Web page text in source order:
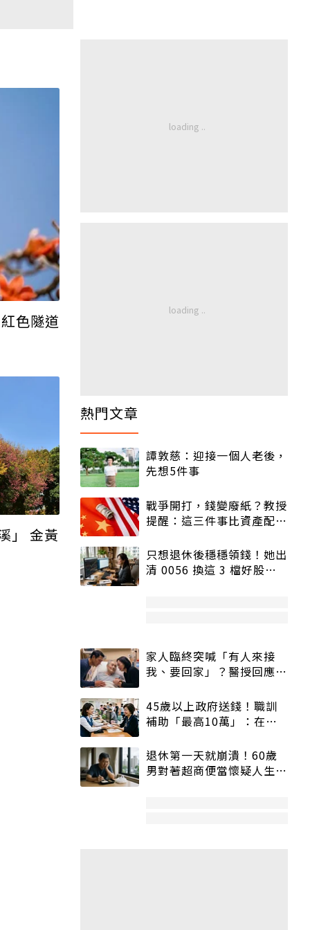
色隧道
」 金黃
熱門文章
譚敦慈：迎接一個人老後，
先想5件事
戰爭開打，錢變廢紙？教授
提醒：這三件事比資產配置
只想退休後穩穩領錢！她出
清 0056 換這 3 檔好股：
家人臨終突喊「有人來接
我、要回家」？醫授回應方
45歲以上政府送錢！職訓
補助「最高10萬」：在
退休第一天就崩潰！60歲
男對著超商便當懷疑人生